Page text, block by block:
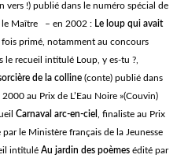
vers !) publié dans le numéro spécial de
Maître – en 2002 : Le loup qui avait
fois primé, notamment au concours
le recueil intitulé Loup, y es-tu ?
de la colline (conte) publié dans
au Prix de L’Eau Noire »(Couvin)
Carnaval arc-en-ciel
finaliste au Prix
le Ministère français de la Jeunesse
intituléAu jardin des poèmes édité par